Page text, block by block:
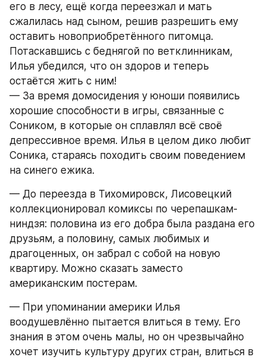
его в лесу, ещё когда переезжал и мать
сжалилась над сыном, решив разрешить ему
оставить новоприобретённого питомца.
Потаскавшись с беднягой по ветклинникам,
Илья убедился, что он здоров и теперь
остаётся жить с ним!
— За время домосидения у юноши появились
хорошие способности в игры, связанные с
Соником, в которые он сплавлял всё своё
депрессивное время. Илья в целом дико любит
Соника, стараясь походить своим поведением
на синего ежика.
— До переезда в Тихомировск, Лисовецкий
коллекционировал комиксы по черепашкам-
ниндзя: половина из его добра была раздана его
друзьям, а половину, самых любимых и
драгоценных, он забрал с собой на новую
квартиру. Можно сказать заместо
американским постерам.
— При упоминании америки Илья
воодушевлённо пытается влиться в тему. Его
знания в этом очень малы, но он чрезвычайно
хочет изучить культуру других стран, влиться в